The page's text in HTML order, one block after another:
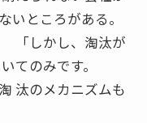
いところがある。
「しかし、淘汰が
てのみです。
汰のメカニズムも